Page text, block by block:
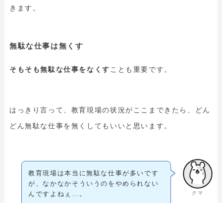
きます。
無駄な仕事は無くす
そもそも無駄な仕事をなくす ことも重要です。
はっきり言って、教育現場の状況がここまできたら、どん
どん無駄な仕事を無くしてもいいと思います。
クマ
教育現場は本当に無駄な仕事が多いです
が、なかなかそういうのをやめられない
んですよねぇ…。